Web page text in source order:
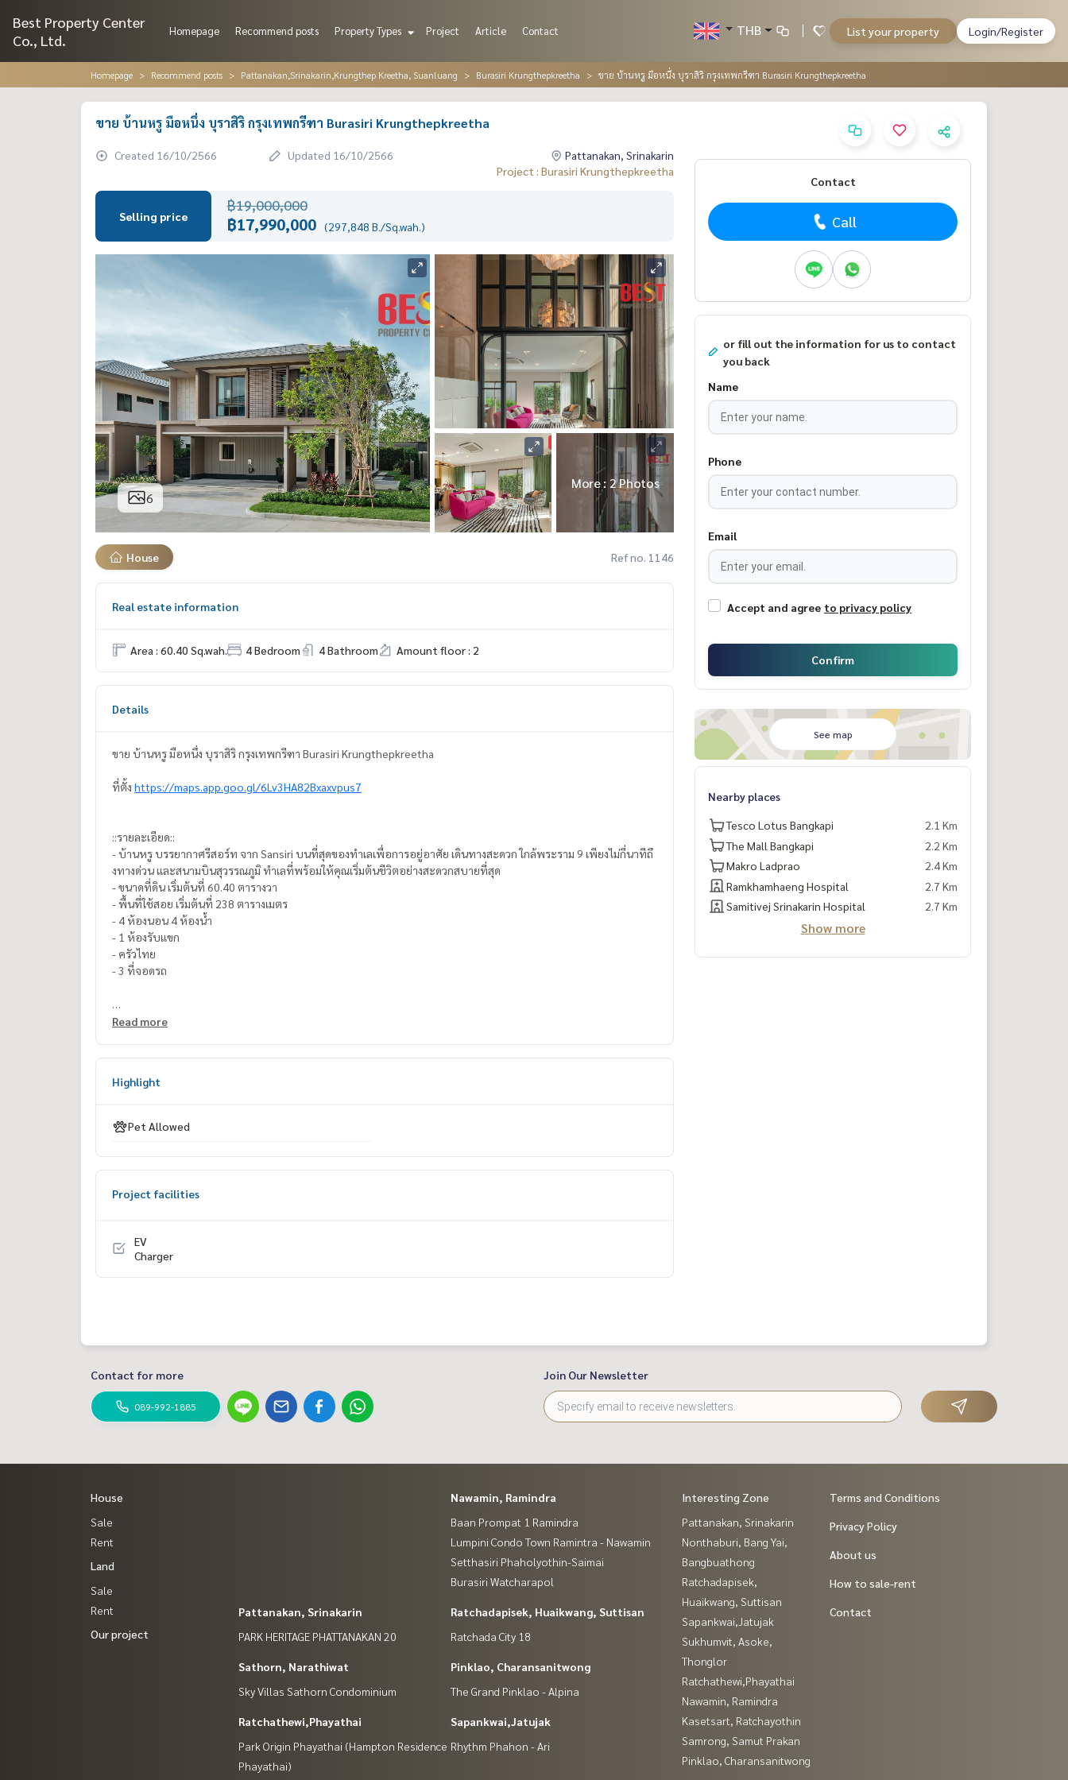
Best Property Center
Co., Ltd.
Homepage Recommend posts Property Types Project Article Contact THB List your property Login/Register
Homepage Recommend posts Pattanakan,Srinakarin,Krungthep Kreetha, Suanluang Burasiri Krungthepkreetha ขาย บ้านหรู มือหนึ่ง บุราสิริ กรุงเทพกรีฑา Burasiri Krungthepkreetha
ขาย บ้านหรู มือหนึ่ง บุราสิริ กรุงเทพกรีฑา Burasiri Krungthepkreetha
Created 16/10/2566 Updated 16/10/2566
Pattanakan, Srinakarin
Project : Burasiri Krungthepkreetha
Selling price
฿19,000,000
฿17,990,000 (297,848 B./Sq.wah.)
6
More : 2 Photos
House Ref no. 1146
Real estate information
Area : 60.40 Sq.wah. 4 Bedroom 4 Bathroom Amount floor : 2
Details
ขาย บ้านหรู มือหนึ่ง บุราสิริ กรุงเทพกรีฑา Burasiri Krungthepkreetha
ที่ตั้ง https://maps.app.goo.gl/6Lv3HA82Bxaxvpus7
::รายละเอียด::
- บ้านหรู บรรยากาศรีสอร์ท จาก Sansiri บนที่สุดของทำเลเพื่อการอยู่อาศัย เดินทางสะดวก ใกล้พระราม 9 เพียงไม่กี่นาทีถึ
งทางด่วน และสนามบินสุวรรณภูมิ ทำเลที่พร้อมให้คุณเริ่มต้นชีวิตอย่างสะดวกสบายที่สุด
- ขนาดที่ดิน เริ่มต้นที่ 60.40 ตารางวา
- พื้นที่ใช้สอย เริ่มต้นที่ 238 ตารางเมตร
- 4 ห้องนอน 4 ห้องน้ำ
- 1 ห้องรับแขก
- ครัวไทย
- 3 ที่จอดรถ
ฟรี!
- โรงเรียนนานาชาติ Brighton และ Wellington
- ห้าง Market Place, Little Walk
สนใจนัดหมายเพื่อเข้าชม โครงการ พร้อมรับข้อเสนอพิเศษ
คุณโอ๋089-992-1885
Read more
Highlight
Pet Allowed
Project facilities
EV
Charger
Contact
Call
or fill out the information for us to contact
you back
Name
Phone
Email
Accept and agree to privacy policy
Confirm
See map
Nearby places
Tesco Lotus Bangkapi
2.1 Km
The Mall Bangkapi
2.2 Km
Makro Ladprao
2.4 Km
Ramkhamhaeng Hospital
2.7 Km
Samitivej Srinakarin Hospital
2.7 Km
Show more
Contact for more
089-992-1885
Join Our Newsletter
House
Sale
Rent
Land
Sale
Rent
Our project
Nawamin, Ramindra
Baan Prompat 1 Ramindra
Lumpini Condo Town Ramintra - Nawamin
Setthasiri Phaholyothin-Saimai
Burasiri Watcharapol
Pattanakan, Srinakarin
PARK HERITAGE PHATTANAKAN 20
Ratchadapisek, Huaikwang, Suttisan
Ratchada City 18
Sathorn, Narathiwat
Sky Villas Sathorn Condominium
Pinklao, Charansanitwong
The Grand Pinklao - Alpina
Ratchathewi,Phayathai
Park Origin Phayathai (Hampton Residence
Phayathai)
Sapankwai,Jatujak
Rhythm Phahon - Ari
Interesting Zone
Pattanakan, Srinakarin
Nonthaburi, Bang Yai,
Bangbuathong
Ratchadapisek,
Huaikwang, Suttisan
Sapankwai,Jatujak
Sukhumvit, Asoke,
Thonglor
Ratchathewi,Phayathai
Nawamin, Ramindra
Kasetsart, Ratchayothin
Samrong, Samut Prakan
Pinklao, Charansanitwong
Terms and Conditions
Privacy Policy
About us
How to sale-rent
Contact